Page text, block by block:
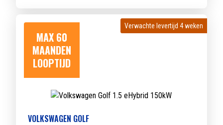
MAX 60
MAANDEN
LOOPTIJD
Verwachte levertijd 4 weken
Verwachte levertijd 4 weken
VOLKSWAGEN GOLF